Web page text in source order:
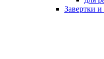
Завертки